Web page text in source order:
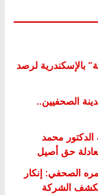
بالإسكندرية لرصد
الصحفيين..
محمد
حق أصيل
الصحفي: إنكار
بكشف الشركة